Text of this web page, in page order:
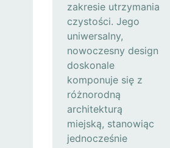
zakresie utrzymania
czystości. Jego
uniwersalny,
nowoczesny design
doskonale
komponuje się z
różnorodną
architekturą
miejską, stanowiąc
jednocześnie